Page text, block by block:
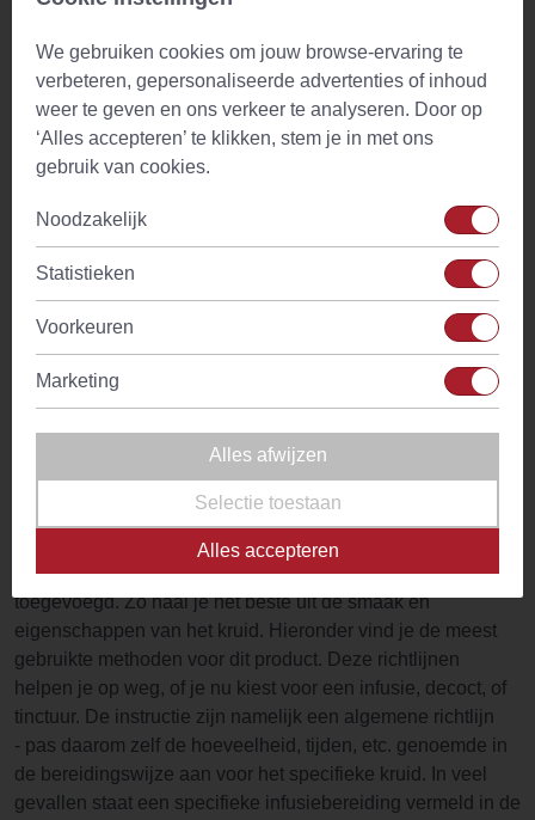
water
Drinkadvies Thee is geschikt voor gehele dag
Ingredienten
Wortel Siberische Ginseng stukjes
(Eleutherococcus Rad. conc.)
Raadpleeg voor gebuik je dokter in geval
van twijfel of in geval van zwangerschap,
borstvoeding, ziekte of medicijngebruik.
Medicinale kruiden zijn het meest waardevol wanneer ze op
de juiste manier worden bereid. Daarom hebben we bij elk
product een of meerdere passende bereidingswijzes
toegevoegd. Zo haal je het beste uit de smaak en
eigenschappen van het kruid. Hieronder vind je de meest
gebruikte methoden voor dit product. Deze richtlijnen
helpen je op weg, of je nu kiest voor een infusie, decoct, of
tinctuur. De instructie zijn namelijk een algemene richtlijn
- pas daarom zelf de hoeveelheid, tijden, etc. genoemde in
de bereidingswijze aan voor het specifieke kruid. In veel
gevallen staat een specifieke infusiebereiding vermeld in de
We gebruiken cookies om jouw browse-ervaring te
verbeteren, gepersonaliseerde advertenties of inhoud
weer te geven en ons verkeer te analyseren. Door op
‘Alles accepteren’ te klikken, stem je in met ons
gebruik van cookies.
Noodzakelijk
Statistieken
Voorkeuren
Marketing
Alles afwijzen
Selectie toestaan
Alles accepteren